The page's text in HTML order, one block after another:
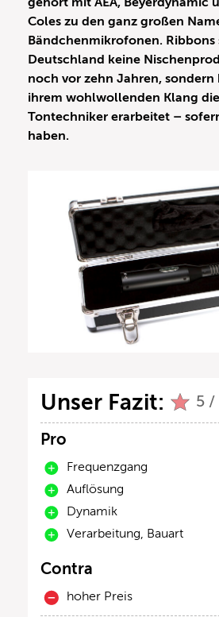
Coles zu den ganz großen
Bändchenmikrofonen. Ribbons
Deutschland keine
noch vor zehn Jahren,
ihrem wohlwollenden Klang
Tontechniker erarbeitet –
haben.
Unser Fazit: 5 /
Pro
Frequenzgang
Auflösung
Dynamik
Verarbeitung, Bauart
Contra
hoher Preis